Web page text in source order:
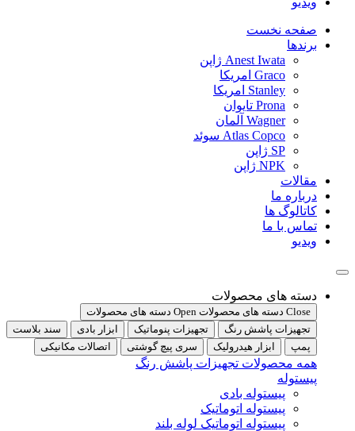
صفحه نخست
برندها
Anest Iwata ژاپن
Graco امریکا
Stanley امریکا
Prona تایوان
Wagner آلمان
Atlas Copco سوئد
SP ژاپن
NPK ژاپن
مقالات
درباره ما
کاتالوگ ها
تماس با ما
ویدیو
دسته های محصولات
Close دسته های محصولات
Open دسته های محصولات
تجهیزات پاشش رنگ
تجهیزات پنوماتیک ابزار بادی
سند بلاست
پمپ
ابزار هیدرولیک سری پیچ گوشتی اتصالات مکانیکی
همه محصولات تجهیزات پاشش رنگ
پیستوله
پیستوله بادی
پیستوله اتوماتیک
پیستوله اتوماتیک لوله بلند